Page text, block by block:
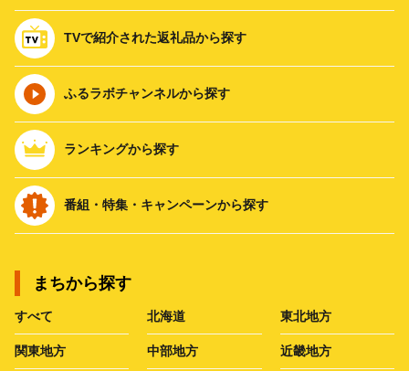
TVで紹介された返礼品から探す
ふるラボチャンネルから探す
ランキングから探す
番組・特集・キャンペーンから探す
まちから探す
すべて 北海道 東北地方
関東地方 中部地方 近畿地方